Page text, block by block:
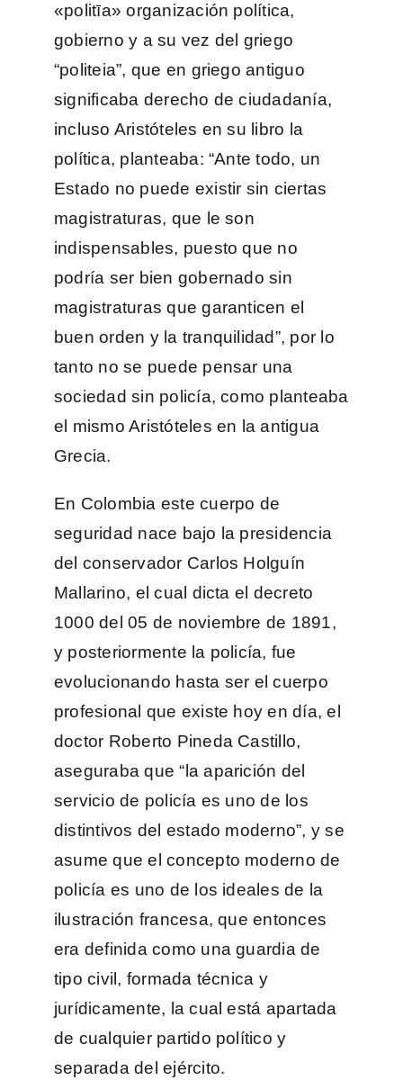
«politīa» organización política,
gobierno y a su vez del griego
“politeia”, que en griego antiguo
significaba derecho de ciudadanía,
incluso Aristóteles en su libro la
política, planteaba: “Ante todo, un
Estado no puede existir sin ciertas
magistraturas, que le son
indispensables, puesto que no
podría ser bien gobernado sin
magistraturas que garanticen el
buen orden y la tranquilidad”, por lo
tanto no se puede pensar una
sociedad sin policía, como planteaba
el mismo Aristóteles en la antigua
Grecia.
En Colombia este cuerpo de
seguridad nace bajo la presidencia
del conservador Carlos Holguín
Mallarino, el cual dicta el decreto
1000 del 05 de noviembre de 1891,
y posteriormente la policía, fue
evolucionando hasta ser el cuerpo
profesional que existe hoy en día, el
doctor Roberto Pineda Castillo,
aseguraba que “la aparición del
servicio de policía es uno de los
distintivos del estado moderno”, y se
asume que el concepto moderno de
policía es uno de los ideales de la
ilustración francesa, que entonces
era definida como una guardia de
tipo civil, formada técnica y
jurídicamente, la cual está apartada
de cualquier partido político y
separada del ejército.